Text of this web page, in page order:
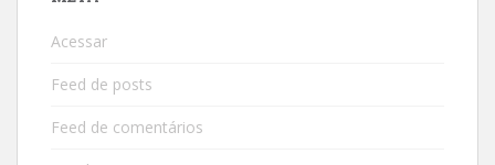
Acessar
Feed de posts
Feed de comentários